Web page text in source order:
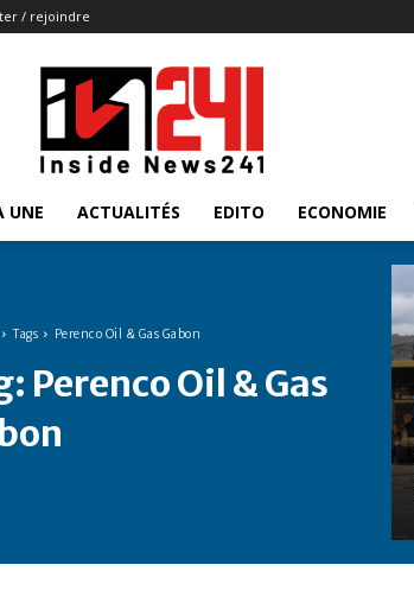
/ rejoindre
Insidenews241
UNE ACTUALITÉS EDITO ECONOMIE
Tags Perenco Oil & Gas Gabon
Perenco Oil & Gas